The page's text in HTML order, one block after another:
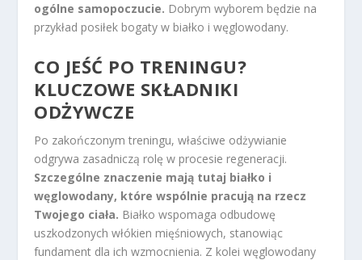
ogólne samopoczucie. Dobrym wyborem będzie na
przykład posiłek bogaty w białko i węglowodany.
CO JEŚĆ PO TRENINGU?
KLUCZOWE SKŁADNIKI
ODŻYWCZE
Po zakończonym treningu, właściwe odżywianie
odgrywa zasadniczą rolę w procesie regeneracji.
Szczególne znaczenie mają tutaj białko i
węglowodany, które wspólnie pracują na rzecz
Twojego ciała. Białko wspomaga odbudowę
uszkodzonych włókien mięśniowych, stanowiąc
fundament dla ich wzmocnienia. Z kolei węglowodany